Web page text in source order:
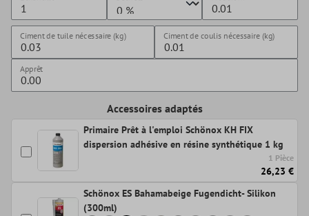
Ciment de tuile nécessaire (kg) Ciment de coulis nécessaire (kg)
Apprêt
Accessoires adaptés
Primaire Prêt à l'emploi Schönox KH FIX
dispersion adhésive en résine synthétique 1 kg
1 Pièce
26,23 €
Schönox ES Bahamabeige Fugendicht- Silikon
(300ml)